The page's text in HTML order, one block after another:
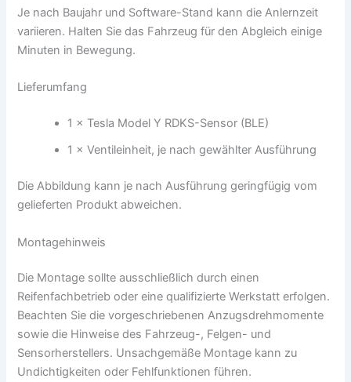
Je nach Baujahr und Software-Stand kann die Anlernzeit
variieren. Halten Sie das Fahrzeug für den Abgleich einige
Minuten in Bewegung.
Lieferumfang
1 × Tesla Model Y RDKS-Sensor (BLE)
1 × Ventileinheit, je nach gewählter Ausführung
Die Abbildung kann je nach Ausführung geringfügig vom
gelieferten Produkt abweichen.
Montagehinweis
Die Montage sollte ausschließlich durch einen
Reifenfachbetrieb oder eine qualifizierte Werkstatt erfolgen.
Beachten Sie die vorgeschriebenen Anzugsdrehmomente
sowie die Hinweise des Fahrzeug-, Felgen- und
Sensorherstellers. Unsachgemäße Montage kann zu
Undichtigkeiten oder Fehlfunktionen führen.